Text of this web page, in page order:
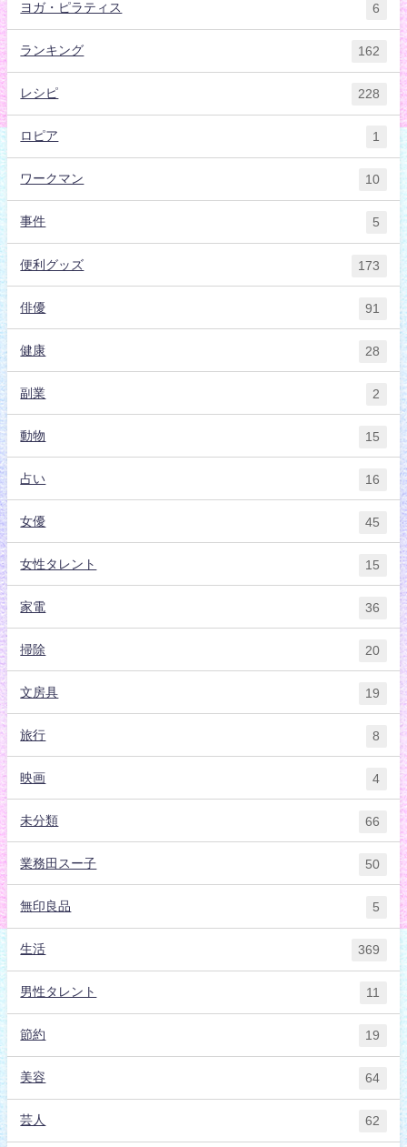
ヨガ・ピラティス 6
ランキング 162
レシピ 228
ロピア 1
ワークマン 10
事件 5
便利グッズ 173
俳優 91
健康 28
副業 2
動物 15
占い 16
女優 45
女性タレント 15
家電 36
掃除 20
文房具 19
旅行 8
映画 4
未分類 66
業務田スー子 50
無印良品 5
生活 369
男性タレント 11
節約 19
美容 64
芸人 62